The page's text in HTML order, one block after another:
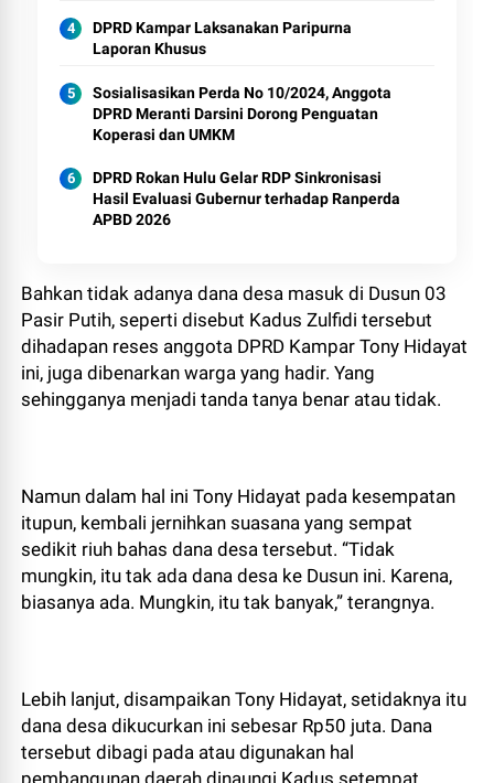
DPRD Kampar Laksanakan Paripurna
Laporan Khusus
Sosialisasikan Perda No 10/2024, Anggota
DPRD Meranti Darsini Dorong Penguatan
Koperasi dan UMKM
DPRD Rokan Hulu Gelar RDP Sinkronisasi
Hasil Evaluasi Gubernur terhadap Ranperda
APBD 2026
Bahkan tidak adanya dana desa masuk di Dusun 03
Pasir Putih, seperti disebut Kadus Zulfidi tersebut
dihadapan reses anggota DPRD Kampar Tony Hidayat
ini, juga dibenarkan warga yang hadir. Yang
sehingganya menjadi tanda tanya benar atau tidak.
Namun dalam hal ini Tony Hidayat pada kesempatan
itupun, kembali jernihkan suasana yang sempat
sedikit riuh bahas dana desa tersebut. “Tidak
mungkin, itu tak ada dana desa ke Dusun ini. Karena,
biasanya ada. Mungkin, itu tak banyak,” terangnya.
Lebih lanjut, disampaikan Tony Hidayat, setidaknya itu
dana desa dikucurkan ini sebesar Rp50 juta. Dana
tersebut dibagi pada atau digunakan hal
pembangunan daerah dinaungi Kadus setempat.